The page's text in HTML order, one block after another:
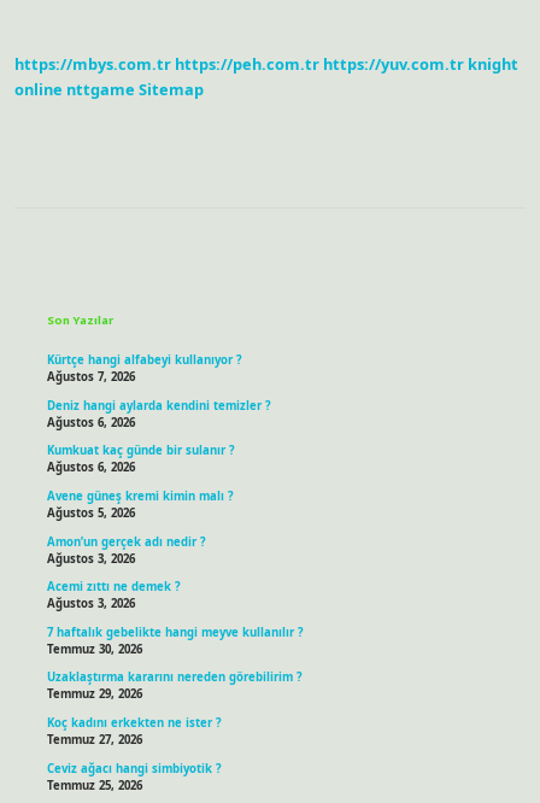
https://mbys.com.tr https://peh.com.tr https://yuv.com.tr knight
online nttgame Sitemap
Son Yazılar
Kürtçe hangi alfabeyi kullanıyor ?
Ağustos 7, 2026
Deniz hangi aylarda kendini temizler ?
Ağustos 6, 2026
Kumkuat kaç günde bir sulanır ?
Ağustos 6, 2026
Avene güneş kremi kimin malı ?
Ağustos 5, 2026
Amon’un gerçek adı nedir ?
Ağustos 3, 2026
Acemi zıttı ne demek ?
Ağustos 3, 2026
7 haftalık gebelikte hangi meyve kullanılır ?
Temmuz 30, 2026
Uzaklaştırma kararını nereden görebilirim ?
Temmuz 29, 2026
Koç kadını erkekten ne ister ?
Temmuz 27, 2026
Ceviz ağacı hangi simbiyotik ?
Temmuz 25, 2026